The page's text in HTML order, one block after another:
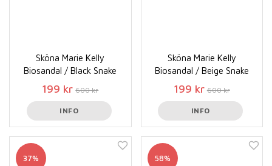
Sköna Marie Kelly
Biosandal / Black Snake
199 kr 600 kr
INFO
Sköna Marie Kelly
Biosandal / Beige Snake
199 kr 600 kr
INFO
37% 58%